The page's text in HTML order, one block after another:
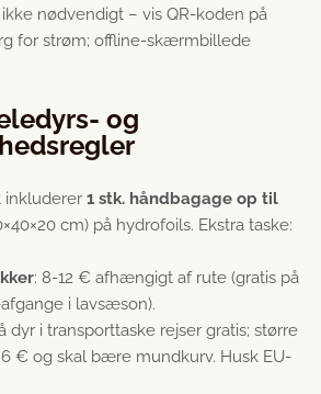
ikke nødvendigt – vis QR-koden på
for strøm; offline-skærmbillede
og
inkluderer 1 stk. håndbagage op til
cm) på hydrofoils. Ekstra taske:
: 8-12 € afhængigt af rute (gratis på
i lavsæson).
dyr i transporttaske rejser gratis; større
€ og skal bære mundkurv. Husk EU-